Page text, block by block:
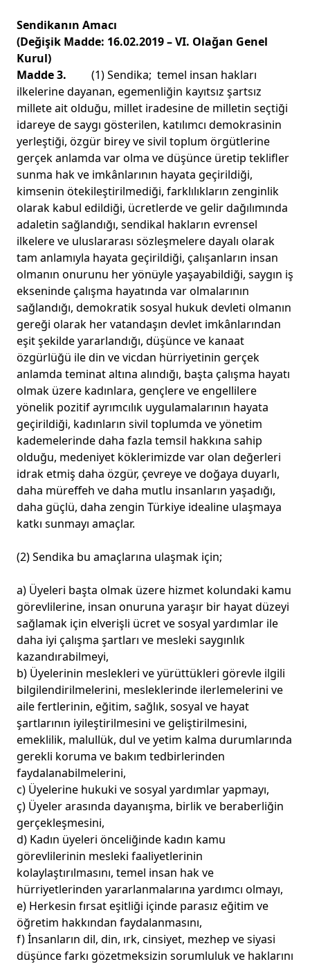
Sendikanın Amacı
(Değişik Madde: 16.02.2019 – VI. Olağan Genel
Kurul)
Madde 3. (1) Sendika; temel insan hakları
ilkelerine dayanan, egemenliğin kayıtsız şartsız
millete ait olduğu, millet iradesine de milletin seçtiği
idareye de saygı gösterilen, katılımcı demokrasinin
yerleştiği, özgür birey ve sivil toplum örgütlerine
gerçek anlamda var olma ve düşünce üretip teklifler
sunma hak ve imkânlarının hayata geçirildiği,
kimsenin ötekileştirilmediği, farklılıkların zenginlik
olarak kabul edildiği, ücretlerde ve gelir dağılımında
adaletin sağlandığı, sendikal hakların evrensel
ilkelere ve uluslararası sözleşmelere dayalı olarak
tam anlamıyla hayata geçirildiği, çalışanların insan
olmanın onurunu her yönüyle yaşayabildiği, saygın iş
ekseninde çalışma hayatında var olmalarının
sağlandığı, demokratik sosyal hukuk devleti olmanın
gereği olarak her vatandaşın devlet imkânlarından
eşit şekilde yararlandığı, düşünce ve kanaat
özgürlüğü ile din ve vicdan hürriyetinin gerçek
anlamda teminat altına alındığı, başta çalışma hayatı
olmak üzere kadınlara, gençlere ve engellilere
yönelik pozitif ayrımcılık uygulamalarının hayata
geçirildiği, kadınların sivil toplumda ve yönetim
kademelerinde daha fazla temsil hakkına sahip
olduğu, medeniyet köklerimizde var olan değerleri
idrak etmiş daha özgür, çevreye ve doğaya duyarlı,
daha müreffeh ve daha mutlu insanların yaşadığı,
daha güçlü, daha zengin Türkiye idealine ulaşmaya
katkı sunmayı amaçlar.
(2) Sendika bu amaçlarına ulaşmak için;
a) Üyeleri başta olmak üzere hizmet kolundaki kamu
görevlilerine, insan onuruna yaraşır bir hayat düzeyi
sağlamak için elverişli ücret ve sosyal yardımlar ile
daha iyi çalışma şartları ve mesleki saygınlık
kazandırabilmeyi,
b) Üyelerinin meslekleri ve yürüttükleri görevle ilgili
bilgilendirilmelerini, mesleklerinde ilerlemelerini ve
aile fertlerinin, eğitim, sağlık, sosyal ve hayat
şartlarının iyileştirilmesini ve geliştirilmesini,
emeklilik, malullük, dul ve yetim kalma durumlarında
gerekli koruma ve bakım tedbirlerinden
faydalanabilmelerini,
c) Üyelerine hukuki ve sosyal yardımlar yapmayı,
ç) Üyeler arasında dayanışma, birlik ve beraberliğin
gerçekleşmesini,
d) Kadın üyeleri önceliğinde kadın kamu
görevlilerinin mesleki faaliyetlerinin
kolaylaştırılmasını, temel insan hak ve
hürriyetlerinden yararlanmalarına yardımcı olmayı,
e) Herkesin fırsat eşitliği içinde parasız eğitim ve
öğretim hakkından faydalanmasını,
f) İnsanların dil, din, ırk, cinsiyet, mezhep ve siyasi
düşünce farkı gözetmeksizin sorumluluk ve haklarını